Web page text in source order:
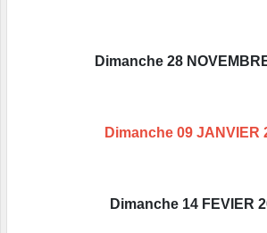
Dimanche 28
Dimanche 09 JANVIER
Dimanche 14 FEVIER